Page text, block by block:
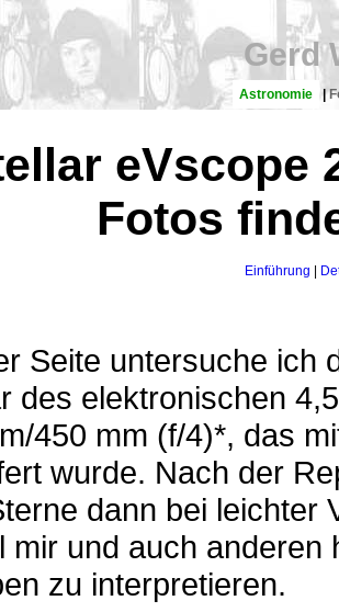
Gerd
Astronomie |
eVscope
Fotos
Einführung
Seite untersuche ich
des elektronischen
450 mm (f/4)*, das
wurde. Nach der
dann bei leichter
mir und auch
zu interpretieren.